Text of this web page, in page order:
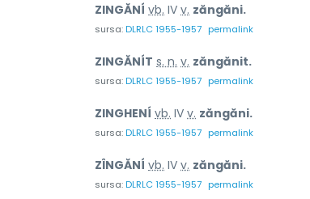
ZINGĂNÍ vb. IV v. zăngăni.
sursa:DLRLC 1955-1957 permalink
ZINGĂNÍT s. n. v. zăngănit.
sursa:DLRLC 1955-1957 permalink
ZINGHENÍ vb. IV v. zăngăni.
sursa:DLRLC 1955-1957 permalink
ZÎNGĂNÍ vb. IV v. zăngăni.
sursa:DLRLC 1955-1957 permalink